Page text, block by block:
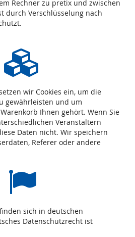
Rechner zu pretix und zwischen
durch Verschlüsselung nach
wir Cookies ein, um die
gewährleisten und um
Ihnen gehört. Wenn Sie
Veranstaltern
Daten nicht. Wir speichern
Referer oder andere
sich in deutschen
Datenschutzrecht ist